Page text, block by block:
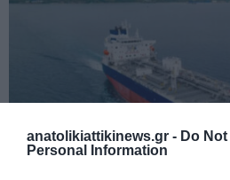
anatolikiattikinews.gr - Do
Personal Information